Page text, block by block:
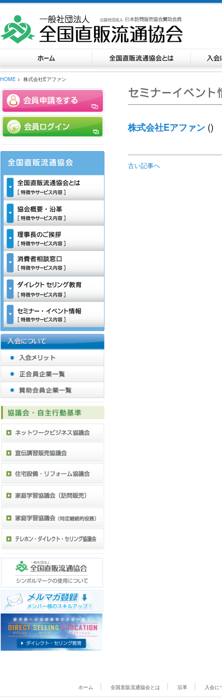
HOME > 株式会社Eアファン
株式会社Eアファン ()
古い記事へ
ホーム 全国直販流通協会とは 沿革 入会に